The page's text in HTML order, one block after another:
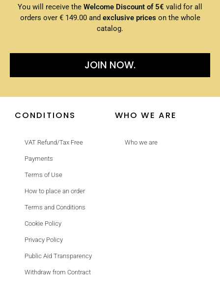
You will receive the Welcome Discount of 5€ valid for all
orders over € 149.00 and exclusive prices on the whole
catalog.
JOIN NOW.
CONDITIONS
VAT Refund/Tax Free
Payments
Terms of Use
How to place an order
Terms and Conditions
Cookie Policy
Privacy Policy
Public Aid Transparency
Withdraw from Contract
WHO WE ARE
Who we are